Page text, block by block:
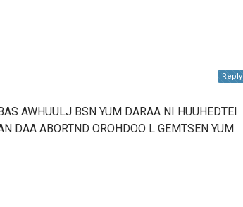
AWHUULJ BSN YUM DARAA NI HUUHEDTEI
DAA ABORTND OROHDOO L GEMTSEN YUM
Reply